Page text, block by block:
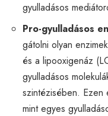
gyulladásos
Pro-gyulladásos
gátolni olyan
és a lipooxigenáz
gyulladásos
szintézisében. Ezen
mint egyes